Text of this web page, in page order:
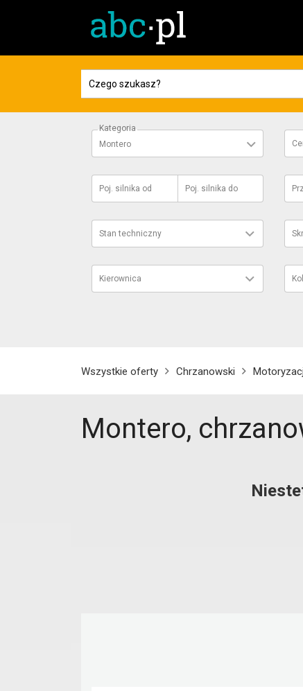
Kategoria
Montero
Poj. silnika od Poj. silnika do
Stan techniczny
Kierownica
Wszystkie oferty Chrzanowski
Montero,